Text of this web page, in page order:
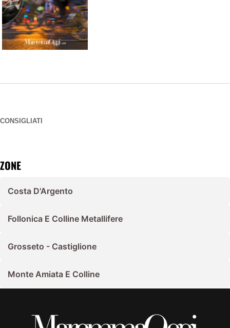
CONSIGLIATI
ZONE
Costa D'Argento
Follonica E Colline Metallifere
Grosseto - Castiglione
Monte Amiata E Colline